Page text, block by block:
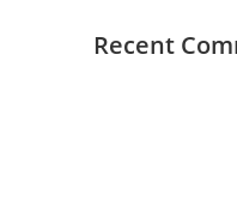
Recent